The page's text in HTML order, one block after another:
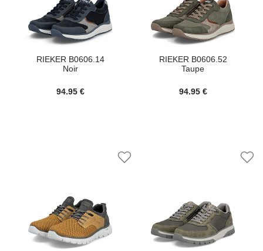
RIEKER B0606.14
Noir
94.95 €
RIEKER B0606.52
Taupe
94.95 €